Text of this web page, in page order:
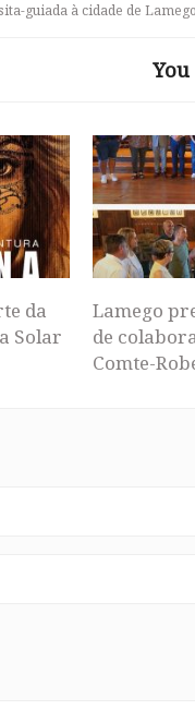
guiada à cidade de
da
Solar
Lamego
de
Comte-